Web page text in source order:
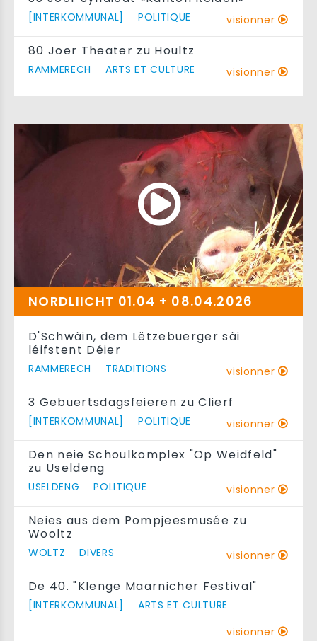
[INTERKOMMUNAL] POLITIQUE visionner
80 Joer Theater zu Houltz
RAMMERECH ARTS ET CULTURE visionner
NORDLIICHT 01.04 + 08.04.2026
D'Schwäin, dem Lëtzebuerger säi
léifstent Déier
RAMMERECH TRADITIONS visionner
3 Gebuertsdagsfeieren zu Clierf
[INTERKOMMUNAL] POLITIQUE visionner
Den neie Schoulkomplex "Op Weidfeld"
zu Useldeng
USELDENG POLITIQUE visionner
Neies aus dem Pompjeesmusée zu
Wooltz
WOLTZ DIVERS visionner
De 40. "Klenge Maarnicher Festival"
[INTERKOMMUNAL]
ARTS ET CULTURE
visionner